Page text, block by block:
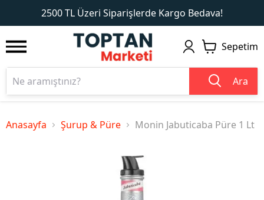
2500 TL Üzeri Siparişlerde Kargo Bedava!
1
Sepetim
Ara
Anasayfa Şurup & Püre Monin Jabuticaba Püre 1 Lt